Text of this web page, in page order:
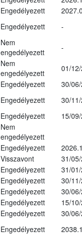
Engedélyezett
Engedélyezett -
Nem
engedélyezett
-
Nem
engedélyezett
01/
Engedélyezett
30/
Engedélyezett
30/
Engedélyezett
15/
Nem
engedélyezett
Engedélyezett
Visszavont
31/
Engedélyezett
31/
Engedélyezett
30/
Engedélyezett
30/
Engedélyezett
15/
Engedélyezett
30/
Engedélyezett